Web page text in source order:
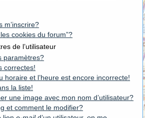
m’inscrire?
cookies du forum”?
de l’utilisateur
paramètres?
correctes!
horaire et l’heure est encore incorrecte!
la liste!
une image avec mon nom d’utilisateur?
et comment le modifier?